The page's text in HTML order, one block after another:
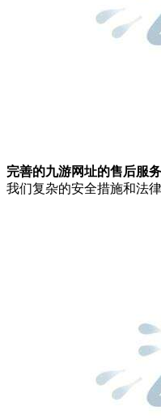
完善的九游网址的售后服
我们复杂的安全措施和法